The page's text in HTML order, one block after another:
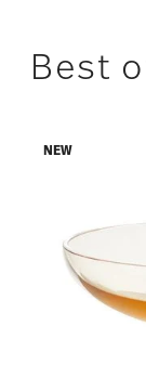
Best
NEW